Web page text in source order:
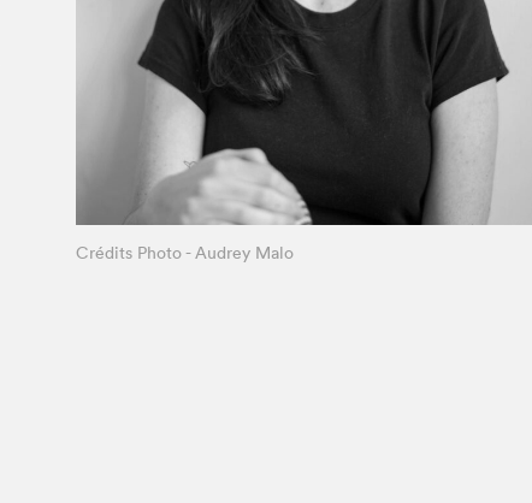
> SLM Pro
Crédits Photo - Audrey Malo